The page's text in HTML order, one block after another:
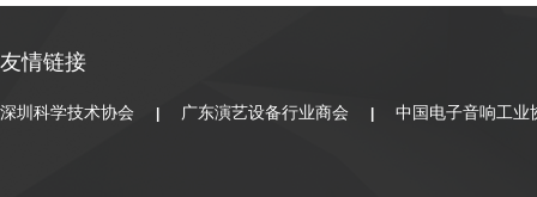
友情链接
深圳科学技术协会 广东演艺设备行业商会 中国电子音响工业